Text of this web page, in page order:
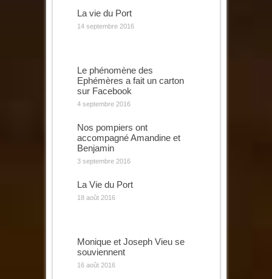
La vie du Port
14 septembre 2016
Le phénomène des
Ephémères a fait un carton
sur Facebook
4 septembre 2016
Nos pompiers ont
accompagné Amandine et
Benjamin
3 septembre 2016
La Vie du Port
18 août 2016
Monique et Joseph Vieu se
souviennent
16 août 2016